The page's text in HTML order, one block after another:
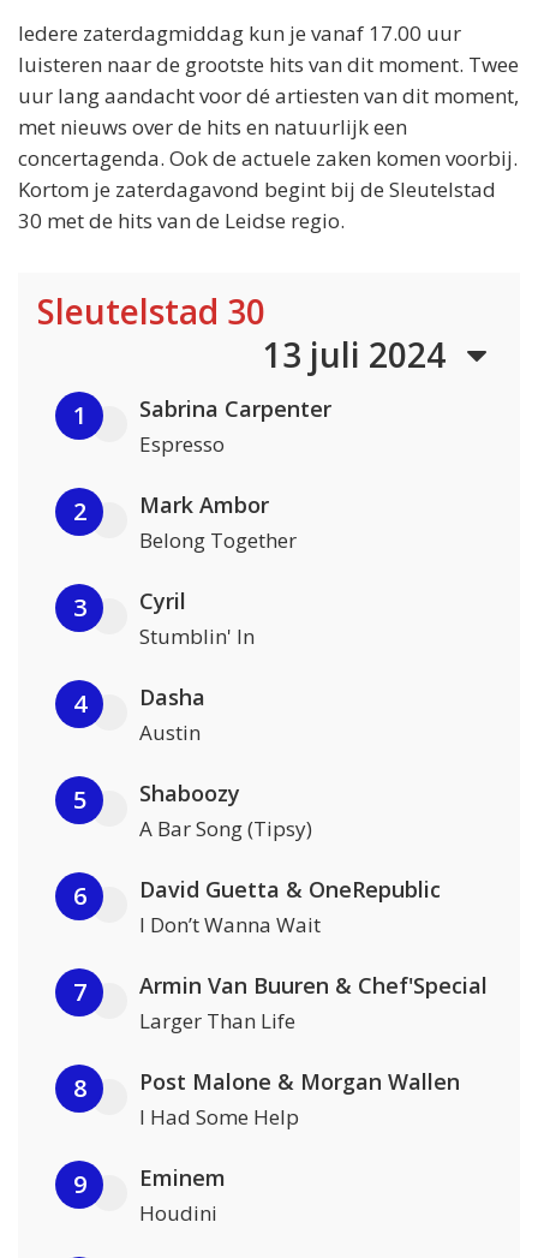
Iedere zaterdagmiddag kun je vanaf 17.00 uur
luisteren naar de grootste hits van dit moment. Twee
uur lang aandacht voor dé artiesten van dit moment,
met nieuws over de hits en natuurlijk een
concertagenda. Ook de actuele zaken komen voorbij.
Kortom je zaterdagavond begint bij de Sleutelstad
30 met de hits van de Leidse regio.
Sleutelstad 30
13 juli 2024
1 Sabrina Carpenter
Espresso
2 Mark Ambor
Belong Together
3 Cyril
Stumblin' In
4 Dasha
Austin
5 Shaboozy
A Bar Song (Tipsy)
6 David Guetta & OneRepublic
I Don’t Wanna Wait
7 Armin Van Buuren & Chef'Special
Larger Than Life
8 Post Malone & Morgan Wallen
I Had Some Help
9 Eminem
Houdini